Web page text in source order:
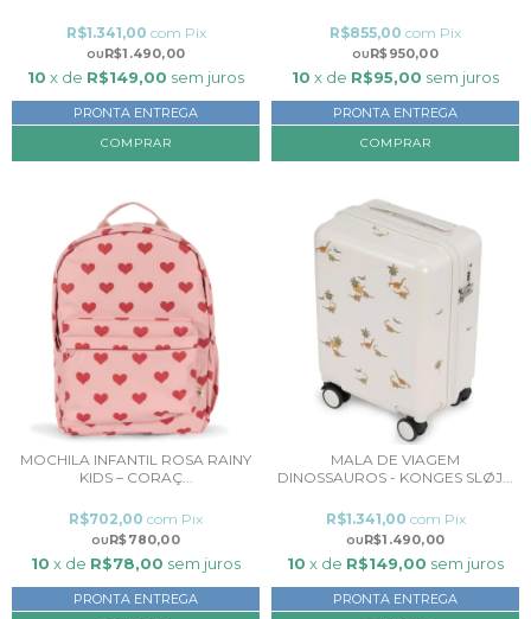
R$1.490,00
R$1.341,00 com Pix
10 x de R$149,00 sem juros
PRONTA ENTREGA
R$950,00
R$855,00 com Pix
10 x de R$95,00 sem juros
PRONTA ENTREGA
MOCHILA INFANTIL ROSA RAINY
KIDS – CORAÇ...
R$780,00
R$702,00 com Pix
10 x de R$78,00 sem juros
PRONTA ENTREGA
MALA DE VIAGEM
DINOSSAUROS - KONGES SLØJ...
R$1.490,00
R$1.341,00 com Pix
10 x de R$149,00 sem juros
PRONTA ENTREGA